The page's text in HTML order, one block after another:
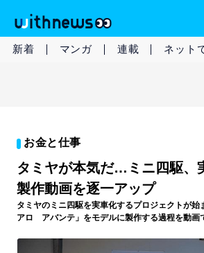
新着 マンガ 連載 ネット
お金と仕事
タミヤが本気だ…ミニ四駆
製作動画を逐一アップ
タミヤのミニ四駆を実車化するプロジェクトが始
アロ アバンテ」をモデルに製作する過程を動画